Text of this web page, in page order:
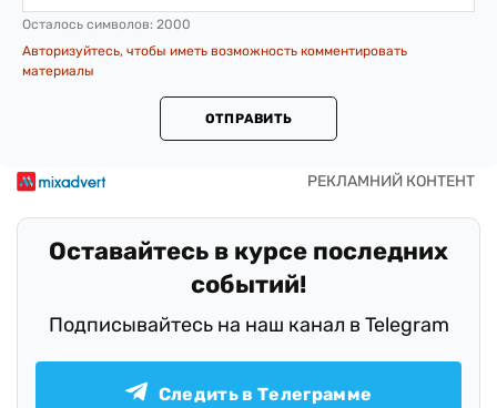
Осталось символов: 2000
Авторизуйтесь, чтобы иметь возможность комментировать
материалы
ОТПРАВИТЬ
Оставайтесь в курсе последних
событий!
Подписывайтесь на наш канал в Telegram
Следить в Телеграмме